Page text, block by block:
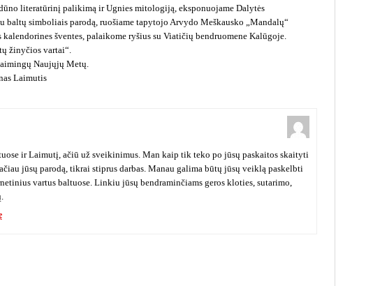
literatūrinį palikimą ir Ugnies mitologiją, eksponuojame Dalytės
baltų simboliais parodą, ruošiame tapytojo Arvydo Meškausko „Mandalų“
kalendorines šventes, palaikome ryšius su Viatičių bendruomene Kalūgoje.
žinyčios vartai“.
Naujųjų Metų.
Laimutis
ir Laimutį, ačiū už sveikinimus. Man kaip tik teko po jūsų paskaitos skaityti
jūsų parodą, tikrai stiprus darbas. Manau galima būtų jūsų veiklą paskelbti
vartus baltuose. Linkiu jūsų bendraminčiams geros kloties, sutarimo,